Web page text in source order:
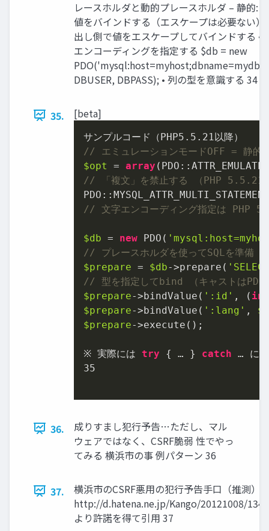
レースホルダと動的プレースホルダ – 静的:
値をバインドする（エスケープは必要ない）
出し側で値をエスケープしてバインドする •
エンコーディングを指定する $db = new
DBUSER, DBPASS); • 列の型を意識する 34
35. [beta]
サンプルコード（PHP5. 5.21
// エミュレーションモードOFF = 静的
$opt
= array
// 「複文」を禁止する （PHP
// 文字エンコーディング指定は PHP
$db = new PDO(
// プレースホルダを使ってSQLを準備
$prepare = $db->prepare(
// 型を指定してbind （キャストはPDO
$prepare->bindValue( ':id' , ( int
$prepare->bindValue( ':lang' ,
$prepare->execute();
※ 実際には try { … } catch
35
36.
成りすまし犯行予告…ただし、マル
ウェアではなく、CSRF脆弱 性でやっ
てみる 横浜市の事 例パターン 36
37.
横浜市のCSRF悪用の犯行予告手口（推測）
http://d.hatena.ne.jp/Kango/20121008/
より許諾を得て引用 37